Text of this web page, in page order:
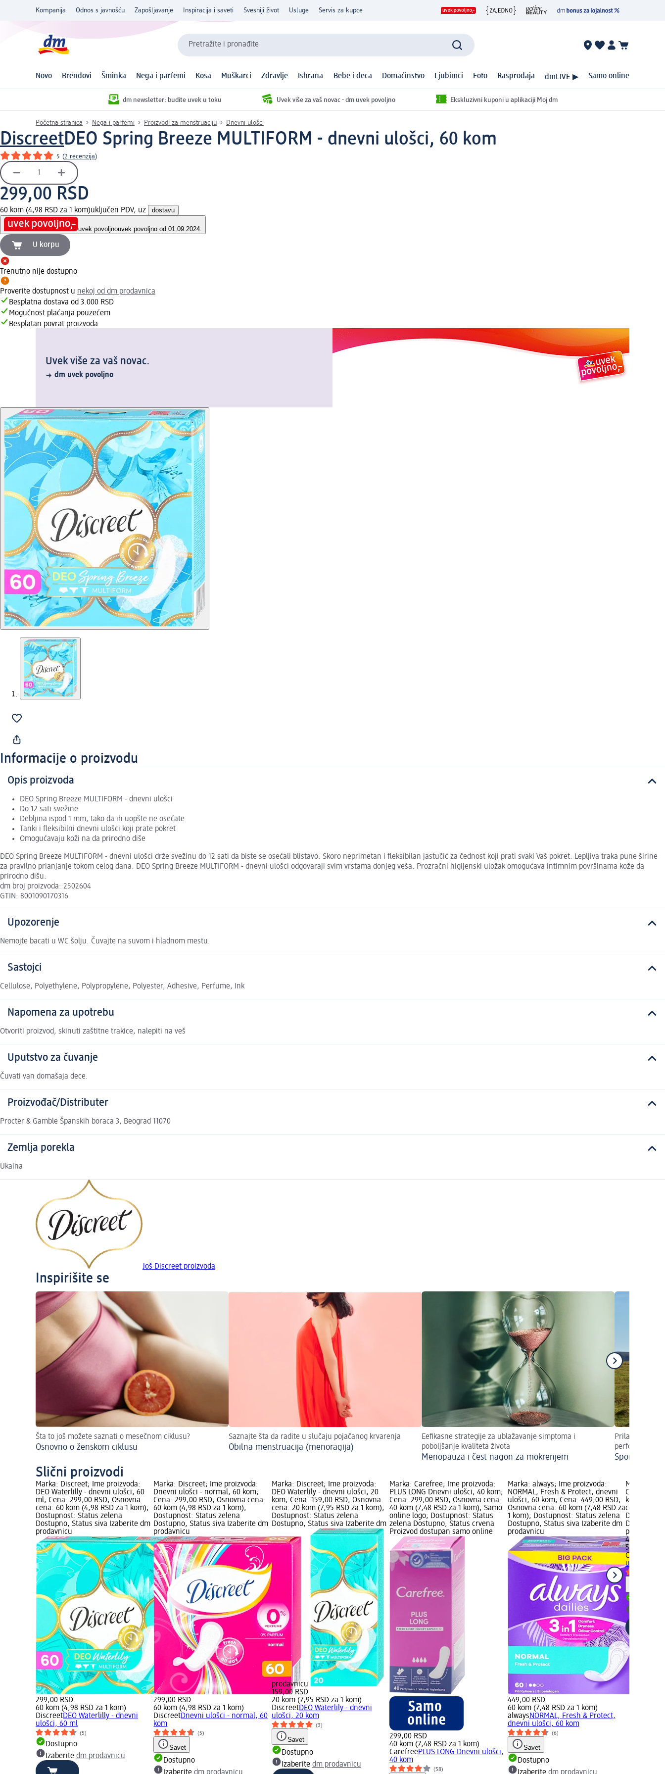
Kompanija Odnos s javnošću Zapošljavanje Inspiracija i saveti Svesniji život Usluge Servis za kupce
Pretražite i pronađite
Novo Brendovi Šminka Nega i parfemi Kosa Muškarci Zdravlje Ishrana Bebe i deca Domaćinstvo Ljubimci Foto Rasprodaja dmLIVE ▶ Samo online
dm newsletter: budite uvek u toku Uvek više za vaš novac - dm uvek povoljno Ekskluzivni kuponi u aplikaciji Moj dm
Početna stranica Nega i parfemi Proizvodi za menstruaciju Dnevni ulošci
DiscreetDEO Spring Breeze MULTIFORM - dnevni ulošci, 60 kom
5 (2 recenzija)
299,00 RSD
60 kom (4,98 RSD za 1 kom)uključen PDV, uz dostavu
uvek povoljnouvek povoljno od 01.09.2024.
U korpu
Trenutno nije dostupno
Proverite dostupnost u nekoj od dm prodavnica
Besplatna dostava od 3.000 RSD
Mogućnost plaćanja pouzećem
Besplatan povrat proizvoda
Uvek više za vaš novac.
dm uvek povoljno
Informacije o proizvodu
Opis proizvoda
DEO Spring Breeze MULTIFORM - dnevni ulošci
Do 12 sati svežine
Debljina ispod 1 mm, tako da ih uopšte ne osećate
Tanki i fleksibilni dnevni ulošci koji prate pokret
Omogućavaju koži na da prirodno diše
DEO Spring Breeze MULTIFORM - dnevni ulošci drže svežinu do 12 sati da biste se osećali blistavo. Skoro neprimetan i fleksibilan jastučić za čednost koji prati svaki Vaš pokret. Lepljiva traka pune širine
za pravilno prianjanje tokom celog dana. DEO Spring Breeze MULTIFORM - dnevni ulošci odgovaraji svim vrstama donjeg veša. Prozračni higijenski uložak omogućava intimnim površinama kože da
prirodno dišu.
dm broj proizvoda: 2502604
GTIN: 8001090170316
Upozorenje
Nemojte bacati u WC šolju. Čuvajte na suvom i hladnom mestu.
Sastojci
Cellulose, Polyethylene, Polypropylene, Polyester, Adhesive, Perfume, Ink
Napomena za upotrebu
Otvoriti proizvod, skinuti zaštitne trakice, nalepiti na veš
Uputstvo za čuvanje
Čuvati van domašaja dece.
Proizvođač/Distributer
Procter & Gamble Španskih boraca 3, Beograd 11070
Zemlja porekla
Ukaina
Još Discreet proizvoda
Inspirišite se
Šta to još možete saznati o mesečnom ciklusu?
Osnovno o ženskom ciklusu
Saznajte šta da radite u slučaju pojačanog krvarenja
Obilna menstruacija (menoragija)
Eefikasne strategije za ublažavanje simptoma i
poboljšanje kvaliteta života
Menopauza i čest nagon za mokrenjem
Prilagođeni
performansi
Sport i
Slični proizvodi
Marka: Discreet; Ime proizvoda:
DEO Waterlilly - dnevni ulošci, 60
ml; Cena: 299,00 RSD; Osnovna
cena: 60 kom (4,98 RSD za 1 kom);
Dostupnost: Status zelena
Dostupno, Status siva Izaberite dm
prodavnicu
299,00 RSD
60 kom (4,98 RSD za 1 kom)
DiscreetDEO Waterlilly - dnevni
ulošci, 60 ml
(5)
Dostupno
Izaberite dm prodavnicu
Marka: Discreet; Ime proizvoda:
Dnevni ulošci - normal, 60 kom;
Cena: 299,00 RSD; Osnovna cena:
60 kom (4,98 RSD za 1 kom);
Dostupnost: Status zelena
Dostupno, Status siva Izaberite dm
prodavnicu
299,00 RSD
60 kom (4,98 RSD za 1 kom)
DiscreetDnevni ulošci - normal, 60
kom
(5)
Savet
Dostupno
Marka: Discreet; Ime proizvoda:
DEO Waterlily - dnevni ulošci, 20
kom; Cena: 159,00 RSD; Osnovna
cena: 20 kom (7,95 RSD za 1 kom);
Dostupnost: Status zelena
Dostupno, Status siva Izaberite dm
prodavnicu
159,00 RSD
20 kom (7,95 RSD za 1 kom)
DiscreetDEO Waterlily - dnevni
ulošci, 20 kom
(3)
Savet
Dostupno
Izaberite dm prodavnicu
Marka: Carefree; Ime proizvoda:
PLUS LONG Dnevni ulošci, 40 kom;
Cena: 299,00 RSD; Osnovna cena:
40 kom (7,48 RSD za 1 kom); Samo
online logo; Dostupnost: Status
zelena Dostupno, Status crvena
Proizvod dostupan samo online
299,00 RSD
40 kom (7,48 RSD za 1 kom)
CarefreePLUS LONG Dnevni ulošci,
40 kom
(58)
Marka: always; Ime proizvoda:
NORMAL, Fresh & Protect, dnevni
ulošci, 60 kom; Cena: 449,00 RSD;
Osnovna cena: 60 kom (7,48 RSD za
1 kom); Dostupnost: Status zelena
Dostupno, Status siva Izaberite dm
prodavnicu
449,00 RSD
60 kom (7,48 RSD za 1 kom)
alwaysNORMAL, Fresh & Protect,
dnevni ulošci, 60 kom
(6)
Savet
Dostupno
Marka:
COTTON
kom; Cena:
cena: 56
Dostupno,
prodavnicu
469,00 RSD
56 kom
Carefree
ulošci, 56